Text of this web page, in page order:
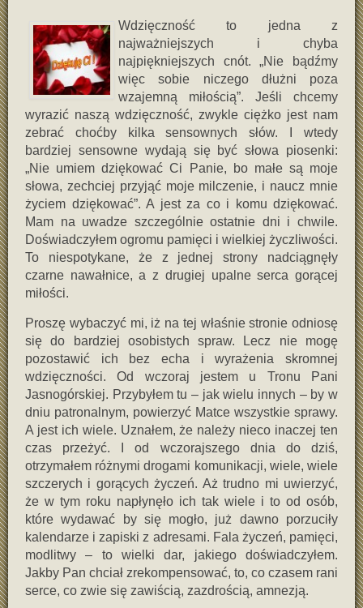
Wdzięczność to jedna z
najważniejszych i chyba
najpiękniejszych cnót. „Nie bądźmy
więc sobie niczego dłużni poza
wzajemną miłością”. Jeśli chcemy
wyrazić naszą wdzięczność, zwykle ciężko jest nam
zebrać choćby kilka sensownych słów. I wtedy
bardziej sensowne wydają się być słowa piosenki:
„Nie umiem dziękować Ci Panie, bo małe są moje
słowa, zechciej przyjąć moje milczenie, i naucz mnie
życiem dziękować”. A jest za co i komu dziękować.
Mam na uwadze szczególnie ostatnie dni i chwile.
Doświadczyłem ogromu pamięci i wielkiej życzliwości.
To niespotykane, że z jednej strony nadciągnęły
czarne nawałnice, a z drugiej upalne serca gorącej
miłości.
Proszę wybaczyć mi, iż na tej właśnie stronie odniosę
się do bardziej osobistych spraw. Lecz nie mogę
pozostawić ich bez echa i wyrażenia skromnej
wdzięczności. Od wczoraj jestem u Tronu Pani
Jasnogórskiej. Przybyłem tu – jak wielu innych – by w
dniu patronalnym, powierzyć Matce wszystkie sprawy.
A jest ich wiele. Uznałem, że należy nieco inaczej ten
czas przeżyć. I od wczorajszego dnia do dziś,
otrzymałem różnymi drogami komunikacji, wiele, wiele
szczerych i gorących życzeń. Aż trudno mi uwierzyć,
że w tym roku napłynęło ich tak wiele i to od osób,
które wydawać by się mogło, już dawno porzuciły
kalendarze i zapiski z adresami. Fala życzeń, pamięci,
modlitwy – to wielki dar, jakiego doświadczyłem.
Jakby Pan chciał zrekompensować, to, co czasem rani
serce, co zwie się zawiścią, zazdrością, amnezją.